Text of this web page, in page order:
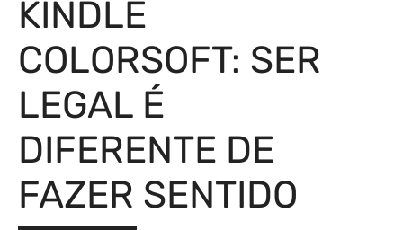
KINDLE
COLORSOFT: SER
LEGAL É
DIFERENTE DE
FAZER SENTIDO